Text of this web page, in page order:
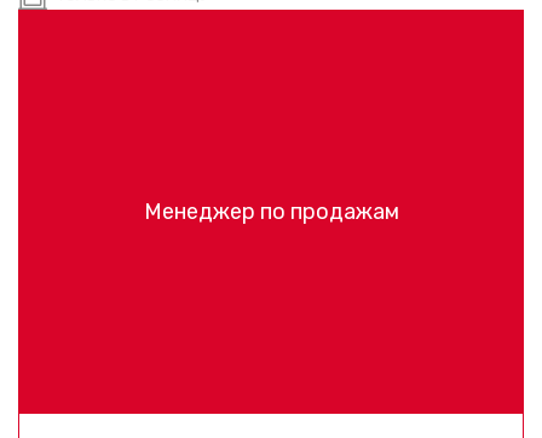
Менеджер по продажам